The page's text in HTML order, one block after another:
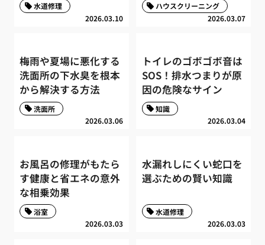
2026.03.10
水道修理
2026.03.07
ハウスクリーニング
梅雨や夏場に悪化する
洗面所の下水臭を根本
から解決する方法
2026.03.06
洗面所
トイレのゴボゴボ音は
SOS！排水つまりが原
因の危険なサイン
2026.03.04
知識
お風呂の修理がもたら
す健康と省エネの意外
な相乗効果
2026.03.03
浴室
水漏れしにくい蛇口を
選ぶための賢い知識
2026.03.03
水道修理